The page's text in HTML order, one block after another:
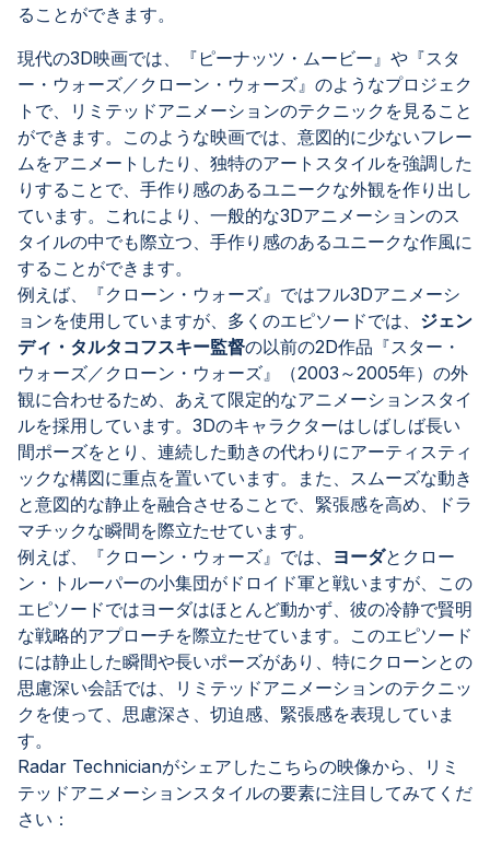
ることができます。
現代の3D映画では、『ピーナッツ・ムービー』や『スタ
ー・ウォーズ／クローン・ウォーズ』のようなプロジェク
トで、リミテッドアニメーションのテクニックを見ること
ができます。このような映画では、意図的に少ないフレー
ムをアニメートしたり、独特のアートスタイルを強調した
りすることで、手作り感のあるユニークな外観を作り出し
ています。これにより、一般的な3Dアニメーションのス
タイルの中でも際立つ、手作り感のあるユニークな作風に
することができます。
例えば、『クローン・ウォーズ』ではフル3Dアニメーシ
ョンを使用していますが、多くのエピソードでは、 ジェン
ディ・タルタコフスキー監督の以前の2D作品『スター・
ウォーズ／クローン・ウォーズ』（2003～2005年）の外
観に合わせるため、あえて限定的なアニメーションスタイ
ルを採用しています。3Dのキャラクターはしばしば長い
間ポーズをとり、連続した動きの代わりにアーティスティ
ックな構図に重点を置いています。また、スムーズな動き
と意図的な静止を融合させることで、緊張感を高め、ドラ
マチックな瞬間を際立たせています。
例えば、『クローン・ウォーズ』では、 ヨーダとクロー
ン・トルーパーの小集団がドロイド軍と戦いますが、この
エピソードではヨーダはほとんど動かず、彼の冷静で賢明
な戦略的アプローチを際立たせています。このエピソード
には静止した瞬間や長いポーズがあり、特にクローンとの
思慮深い会話では、リミテッドアニメーションのテクニッ
クを使って、思慮深さ、切迫感、緊張感を表現していま
す。
Radar Technicianがシェアしたこちらの映像から、リミ
テッドアニメーションスタイルの要素に注目してみてくだ
さい：